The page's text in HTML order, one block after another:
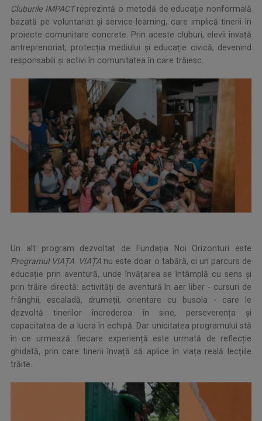
Cluburile IMPACTreprezintă o metodă de educație nonformală
bazată pe voluntariat și service-learning, care implică tinerii în
proiecte comunitare concrete. Prin aceste cluburi, elevii învață
antreprenoriat, protecția mediului și educație civică, devenind
responsabili și activi în comunitatea în care trăiesc.
Un alt program dezvoltat de Fundația Noi Orizonturi este
Programul VIAȚA. VIAȚA nu este doar o tabără, ci un parcurs de
educație prin aventură, unde învățarea se întâmplă cu sens și
prin trăire directă: activități de aventură în aer liber - cursuri de
frânghii, escaladă, drumeții, orientare cu busola - care le
dezvoltă tinerilor încrederea în sine, perseverența și
capacitatea de a lucra în echipă. Dar unicitatea programului stă
în ce urmează: fiecare experiență este urmată de reflecție
ghidată, prin care tinerii învață să aplice în viața reală lecțiile
trăite.